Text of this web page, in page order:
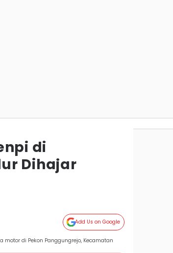
di
Dihajar
Add Us on Google
di Pekon Panggungrejo, Kecamatan